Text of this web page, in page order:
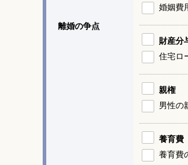
離婚の争点
婚姻費
財産分
住宅ロ
親権
男性の
養育費
養育費